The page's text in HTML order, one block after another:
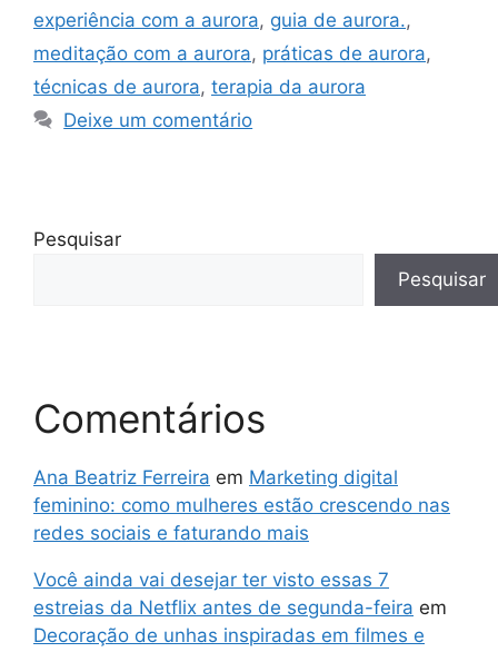
experiência com a aurora, guia de aurora.,
meditação com a aurora, práticas de aurora,
técnicas de aurora, terapia da aurora
Deixe um comentário
Pesquisar
Pesquisar
Comentários
Ana Beatriz Ferreira em Marketing digital
feminino: como mulheres estão crescendo nas
redes sociais e faturando mais
Você ainda vai desejar ter visto essas 7
estreias da Netflix antes de segunda-feira em
Decoração de unhas inspiradas em filmes e